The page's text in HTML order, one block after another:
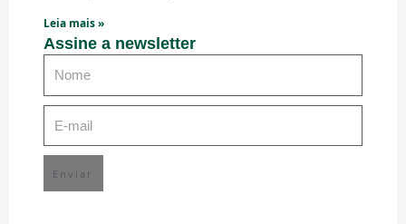
Leia mais »
Assine a newsletter
Enviar